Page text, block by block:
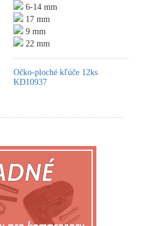
6-14 mm
17 mm
9 mm
22 mm
Očko-ploché kľúče 12ks
KD10937